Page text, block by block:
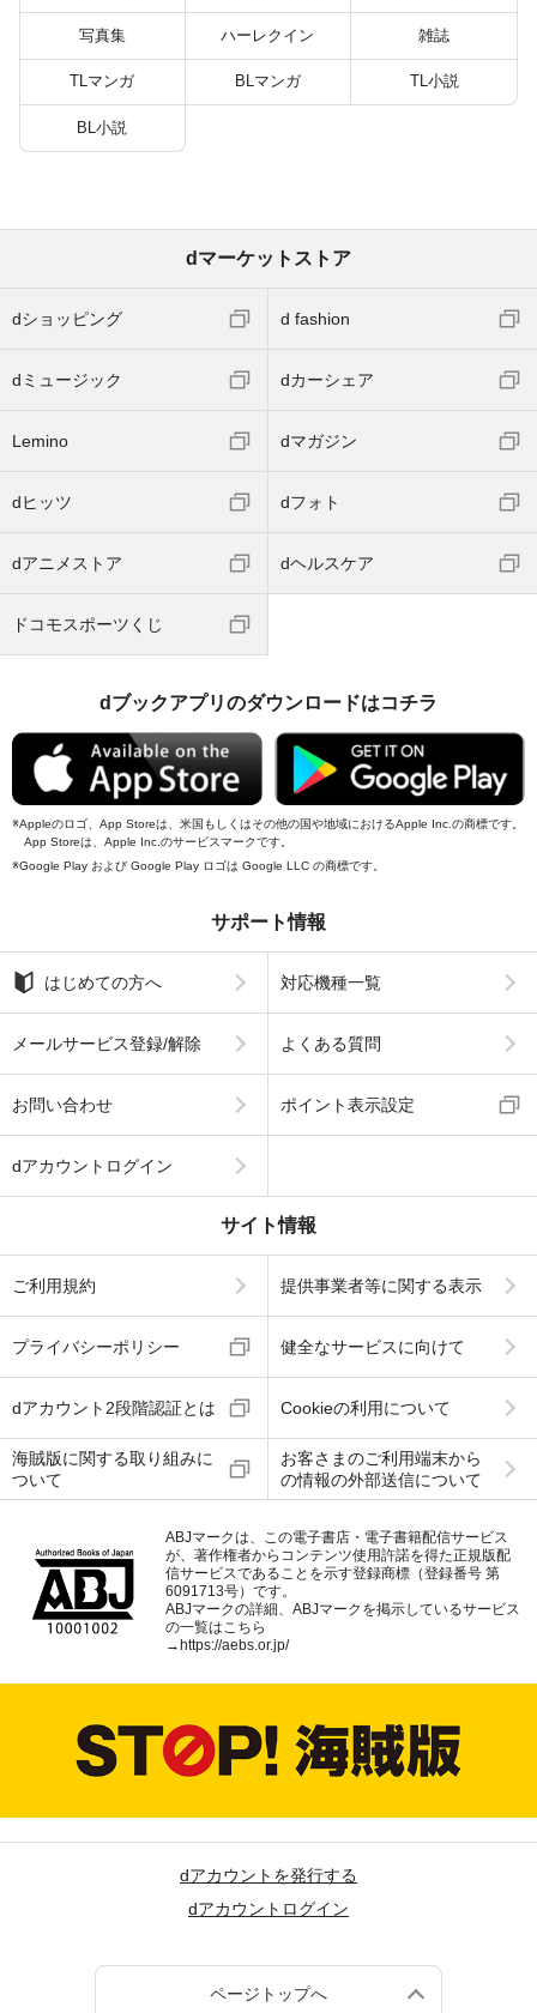
写真集 ハーレクイン 雑誌
TLマンガ BLマンガ TL小説
BL小説
dマーケットストア
dショッピング d fashion
dミュージック dカーシェア
Lemino dマガジン
dヒッツ dフォト
dアニメストア dヘルスケア
ドコモスポーツくじ
dブックアプリのダウンロードはコチラ
Appleのロゴ、App Storeは、米国もしくはその他の国や地域におけるApple Inc.の商標です。
App Storeは、Apple Inc.のサービスマークです。
Google Play および Google Play ロゴは Google LLC の商標です。
サポート情報
はじめての方へ 対応機種一覧
メールサービス登録/解除 よくある質問
お問い合わせ ポイント表示設定
dアカウントログイン
サイト情報
ご利用規約 提供事業者等に関する表示
プライバシーポリシー 健全なサービスに向けて
dアカウント2段階認証とは Cookieの利用について
海賊版に関する取り組みに
ついて
お客さまのご利用端末から
の情報の外部送信について
ABJマークは、この電子書店・電子書籍配信サービス
が、著作権者からコンテンツ使用許諾を得た正規版配
信サービスであることを示す登録商標（登録番号 第
6091713号）です。
ABJマークの詳細、ABJマークを掲示しているサービス
の一覧はこちら
→ https://aebs.or.jp/
dアカウントを発行する
dアカウントログイン
ページトップへ